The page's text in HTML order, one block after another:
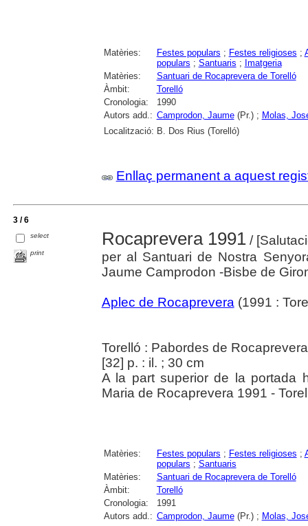
Matèries: Festes populars ; Festes religioses ;
populars ; Santuaris ; Imatgeria
Matèries:
Santuari de Rocaprevera de Torelló
Àmbit:
Torelló
Cronologia:
1990
Autors add.: Camprodon, Jaume(Pr.) ; Molas,
Localització: B. Dos Rius (Torelló)
Enllaç permanent a aquest
3 / 6
select
print
Rocaprevera 1991/
per al Santuari de Nostra
Jaume Camprodon -Bisbe de
Aplec de Rocaprevera (1991 :
Torelló : Pabordes de
[32] p. : il. ; 30 cm
A la part superior de la portada
Maria de Rocaprevera 1991 -
Matèries: Festes populars ; Festes religioses ;
populars ; Santuaris
Matèries:
Santuari de Rocaprevera de Torelló
Àmbit:
Torelló
Cronologia:
1991
Autors add.: Camprodon, Jaume(Pr.) ; Molas,